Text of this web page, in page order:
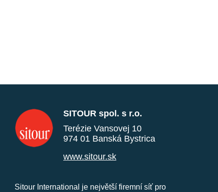
SITOUR spol. s r.o.
Terézie Vansovej 10
974 01 Banská Bystrica
www.sitour.sk
Sitour International je největší firemní síť pro